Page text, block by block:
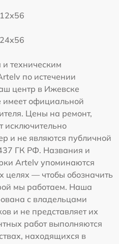
техническим
по истечении
центр в Ижевске
имеет официальной
Цены на ремонт,
исключительно
и не являются публичной
ГК РФ. Названия и
Artelv упоминаются
целях — чтобы обозначить
мы работаем. Наша
с владельцами
и не представляет их
работ выполняются
находящихся в